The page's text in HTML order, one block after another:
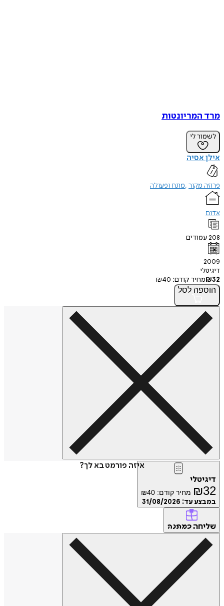
מרד המריונטות
לשמור לי
אילן אסיה
פרוזה מקור מתח ופעולה
אדום
208עמודים
2009
דיגיטלי
₪32 מחיר קודם: ₪40
הוספה לסל
איזה פורמט בא לך?
דיגיטלי
₪32 מחיר קודם: ₪40
במבצע עד: 31/08/2026
שליחה כמתנה